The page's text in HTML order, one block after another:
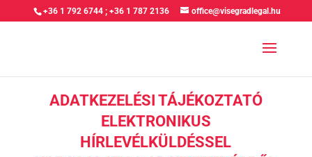
+36 1 792 6744 ;+36 1 787 2136 office@visegradlegal.hu
ADATKEZELÉSI TÁJÉKOZTATÓ
ELEKTRONIKUS
HÍRLEVÉLKÜLDÉSSEL